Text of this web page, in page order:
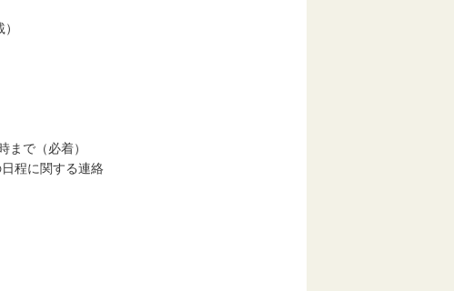
で（必着）
程に関する連絡